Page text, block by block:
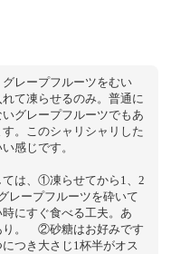
レープフルーツをむい
て凍らせるのみ。普通に
グレープフルーツでもあ
。このシャリシャリした
感じです。
は、①凍らせてから1、2
レープフルーツを砕いて
にすぐ食べる工夫。あ
り。 ②砂糖はお好みです
つき大さじ1杯半がオス